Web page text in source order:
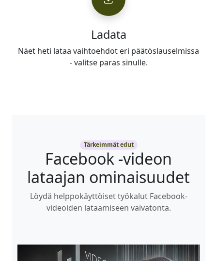
Ladata
Näet heti lataa vaihtoehdot eri päätöslauselmissa
- valitse paras sinulle.
Tärkeimmät edut
Facebook -videon
lataajan ominaisuudet
Löydä helppokäyttöiset työkalut Facebook-
videoiden lataamiseen vaivatonta.